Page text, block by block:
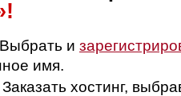
Выбрать и
имя.
Заказать хостинг,